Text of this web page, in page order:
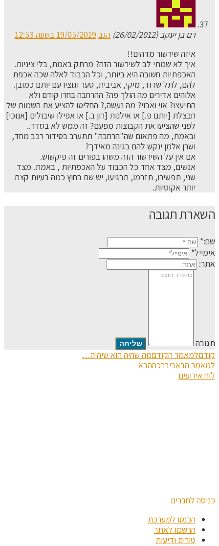
רם בן יעקב (26/02/2012) הגב 19/05/2019 בשעה 12:53
איזה שירשור מדהים!!
איך לא שמתי לב לשירשור הזה? מרתק באמת, בלי ציניות.
האכפתיות חשובה היא ביותר, וכל הכבוד לאלה שכה אכפת
להם, לתל שדוד, מיקי, אביבית, סער וגוציו עם יותם כמובן.
אלוהים אדירים מה הולך פה? ההרחבה בחרו קודם ולא
התיעצו? אוי ואבוי? מה נעשה,? החליטו להציע את השמות של
חבצלת [יותם פ.] או אילנות [רון ב.] או אפילו שיבולים [אנוכי]
לפני שהציעו את הקבוצות מפעם? זה ממש לא בסדר..
ובאמת, מה פתאום שה"הרחבה" תתערב בסידור רכב מחד,
ושרן אלמן ינקש להם בגינה מאידך?
אם אין על השירשור הזה משהו בפורים זה פיקשוש.
אנשים, מצד אחד כל הכבוד על האכפתיות , באמת. מצד
שני, תפשירו, תזרמו, תרגיעו, יש שם בחוץ כמה בעיות קצת
יותר אקוטיות.
השארת תגובה
שם:*
אימייל*
אתר:
תגובה
קודםלמאמר הקודםמה שהיה הוא שיהיה…
למאמר הבאביברכההבא
לוח אירועים
כניסה לחברים
הכנסו למערכת
הרשמו לאתר
טורים ודיעות